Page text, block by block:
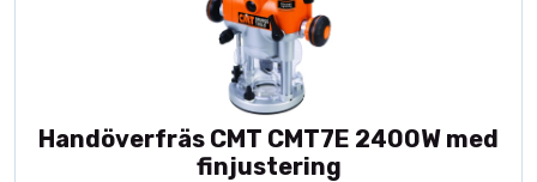
Handöverfräs CMT CMT7E 2400W med
finjustering